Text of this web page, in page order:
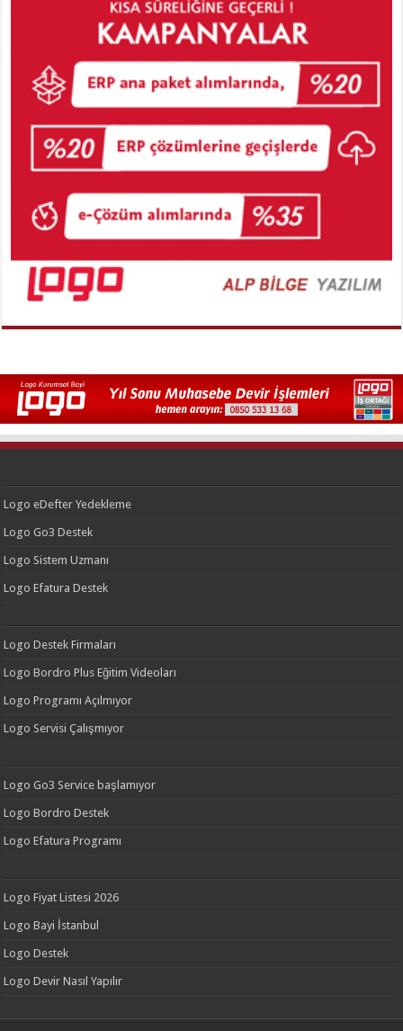
Logo eDefter Yedekleme
Logo Go3 Destek
Logo Sistem Uzmanı
Logo Efatura Destek
Logo Destek Firmaları
Logo Bordro Plus Eğitim Videoları
Logo Programı Açılmıyor
Logo Servisi Çalışmıyor
Logo Go3 Service başlamıyor
Logo Bordro Destek
Logo Efatura Programı
Logo Fiyat Listesi 2026
Logo Bayi İstanbul
Logo Destek
Logo Devir Nasıl Yapılır